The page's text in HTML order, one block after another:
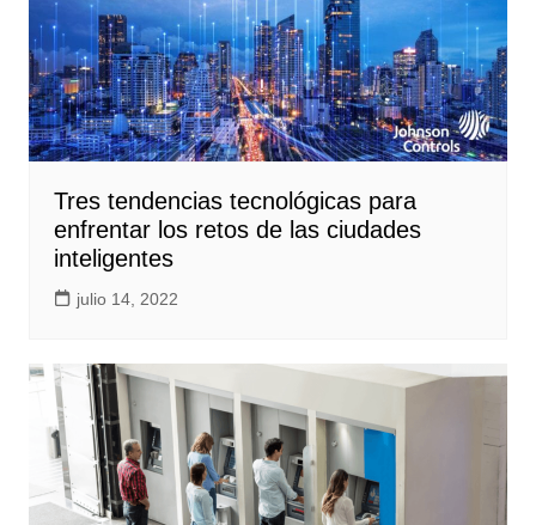
Tres tendencias tecnológicas para
enfrentar los retos de las ciudades
inteligentes
julio 14, 2022